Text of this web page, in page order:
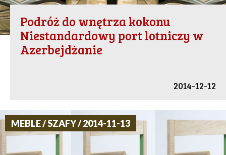
Podróż do wnętrza kokonu
Niestandardowy port lotniczy w
Azerbejdżanie
2014-12-12
MEBLE / SZAFY / 2014-11-13